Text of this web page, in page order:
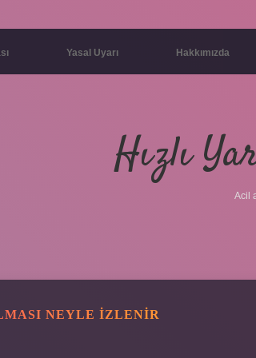
Yasal Uyarı Hakkımızda
Hızlı
Acil
NEYLE IZLENIR